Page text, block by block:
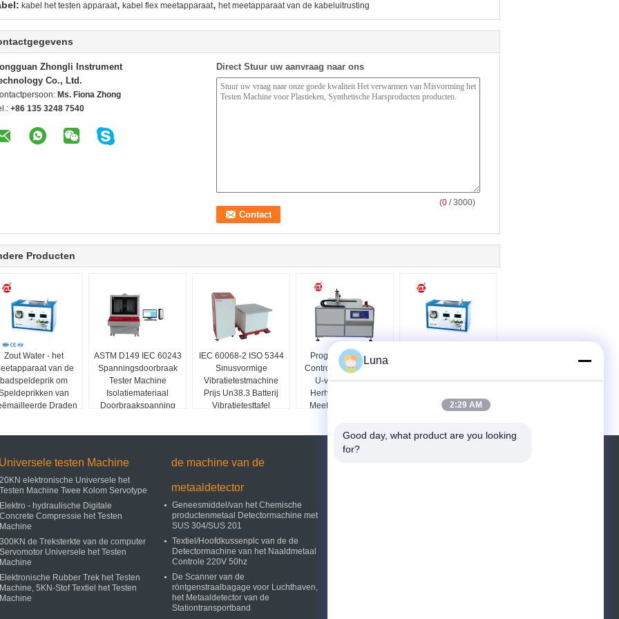
kabel het testen apparaat, kabel flex meetapparaat, het meetapparaat van de kabeluitrusting
Zhongli Instrument
Co., Ltd.
Ms. Fiona Zhong
+86 135 3248 7540
Direct Stuur uw aanvraag naar ons
(0 / 3000)
Producten
Zout Water - het
van de
badspeldeprik om
van
Draden
ASTM D149 IEC 60243
Spanningsdoorbraak
Tester Machine
Isolatiemateriaal
Doorbraakspanning
IEC 60068-2 ISO 5344
Sinusvormige
Vibratietestmachine
Prijs Un38.3 Batterij
Vibratietesttafel
Programmeerbaar
Controlemechanisme
U-vormig Draad
Herhaald Buigend
Meetapparaat voor
Water - het
badspeldeprik voor
Universele testen Machine
20KN elektronische Universele het
Testen Machine Twee Kolom Servotype
Elektro - hydraulische Digitale
Concrete Compressie het Testen
Machine
300KN de Treksterkte van de computer
Servomotor Universele het Testen
Machine
Elektronische Rubber Trek het Testen
Machine, 5KN-Stof Textiel het Testen
Machine
de machine van de
metaaldetector
Geneesmiddel/van het Chemische
productenmetaal Detectormachine met
SUS 304/SUS 201
Textiel/Hoofdkussenplc van de de
Detectormachine van het Naaldmetaal
Controle 220V 50hz
De Scanner van de
röntgenstraalbagage voor Luchthaven,
het Metaaldetector van de
Stationtransportband
Luna
2:29 AM
Good day, what product are you looking
for?